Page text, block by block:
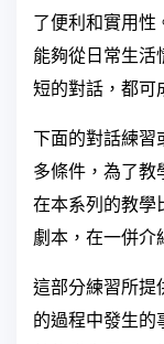
了便利和實用性
能夠從日常生活
短的對話，都可
下面的對話練習
多條件，為了教
在本系列的教學
劇本，在一併介
這部分練習所提
的過程中發生的